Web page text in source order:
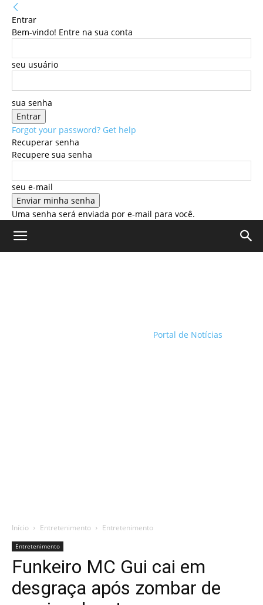
Entrar
Bem-vindo! Entre na sua conta
seu usuário
sua senha
Forgot your password? Get help
Recuperar senha
Recupere sua senha
seu e-mail
Uma senha será enviada por e-mail para você.
Portal de Notícias
Início Entretenimento Entretenimento
Entretenimento
Funkeiro MC Gui cai em
desgraça após zombar de